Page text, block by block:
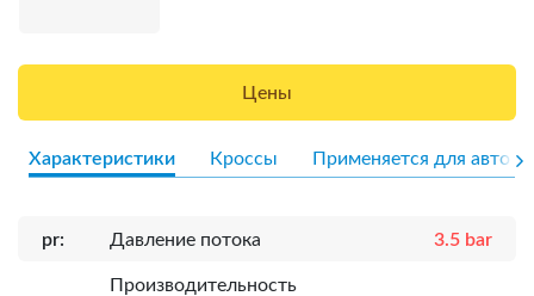
Цены
Характеристики Кроссы Применяется для авто
pr: Давление потока 3.5 bar
Производительность